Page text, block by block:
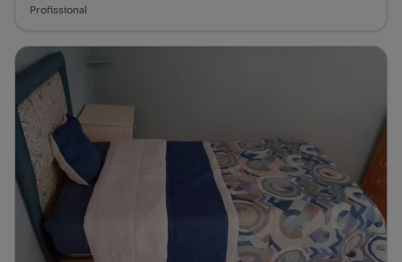
Profissional